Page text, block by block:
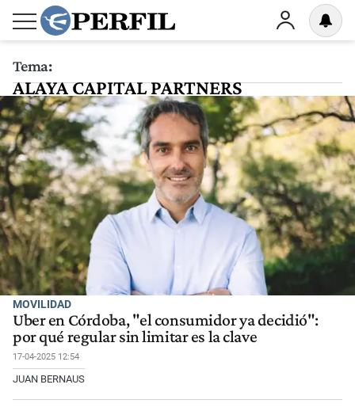
Tema:
ALAYA CAPITAL PARTNERS
MOVILIDAD
Uber en Córdoba, "el consumidor ya decidió":
por qué regular sin limitar es la clave
17-04-2025 12:54
JUAN BERNAUS